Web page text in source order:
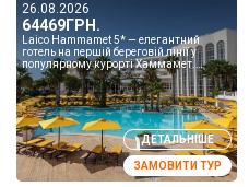
26.08.2026
64469ГРН.
Laico Hammamet 5* — елегантний
готель на першій береговій лінії у
популярному курорті Хаммамет.
Простора зелена територія, власний
піщаний пляж, великі ба...
ДЕТАЛЬНІШЕ
ЗАМОВИТИ ТУР